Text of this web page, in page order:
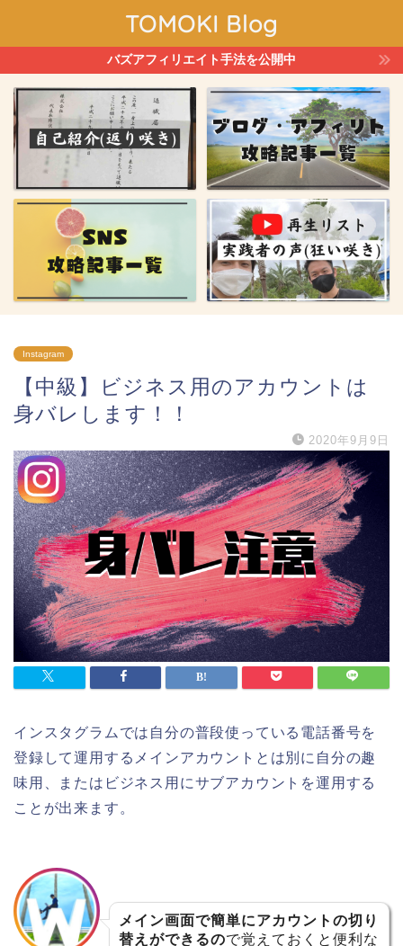
TOMOKI Blog
バズアフィリエイト手法を公開中
Instagram
【中級】ビジネス用のアカウントは
身バレします！！
2020年9月9日
インスタグラムでは自分の普段使っている電話番号を
登録して運用するメインアカウントとは別に自分の趣
味用、またはビジネス用にサブアカウントを運用する
ことが出来ます。
メイン画面で簡単にアカウントの切り
替えができるので覚えておくと便利な